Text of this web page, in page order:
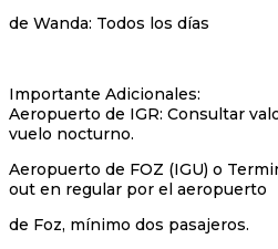
de Wanda: Todos los días
Importante Adicionales:
Aeropuerto de IGR: Consultar
vuelo nocturno.
Aeropuerto de FOZ (IGU) o
out en regular por el aeropuerto
de Foz, mínimo dos pasajeros.